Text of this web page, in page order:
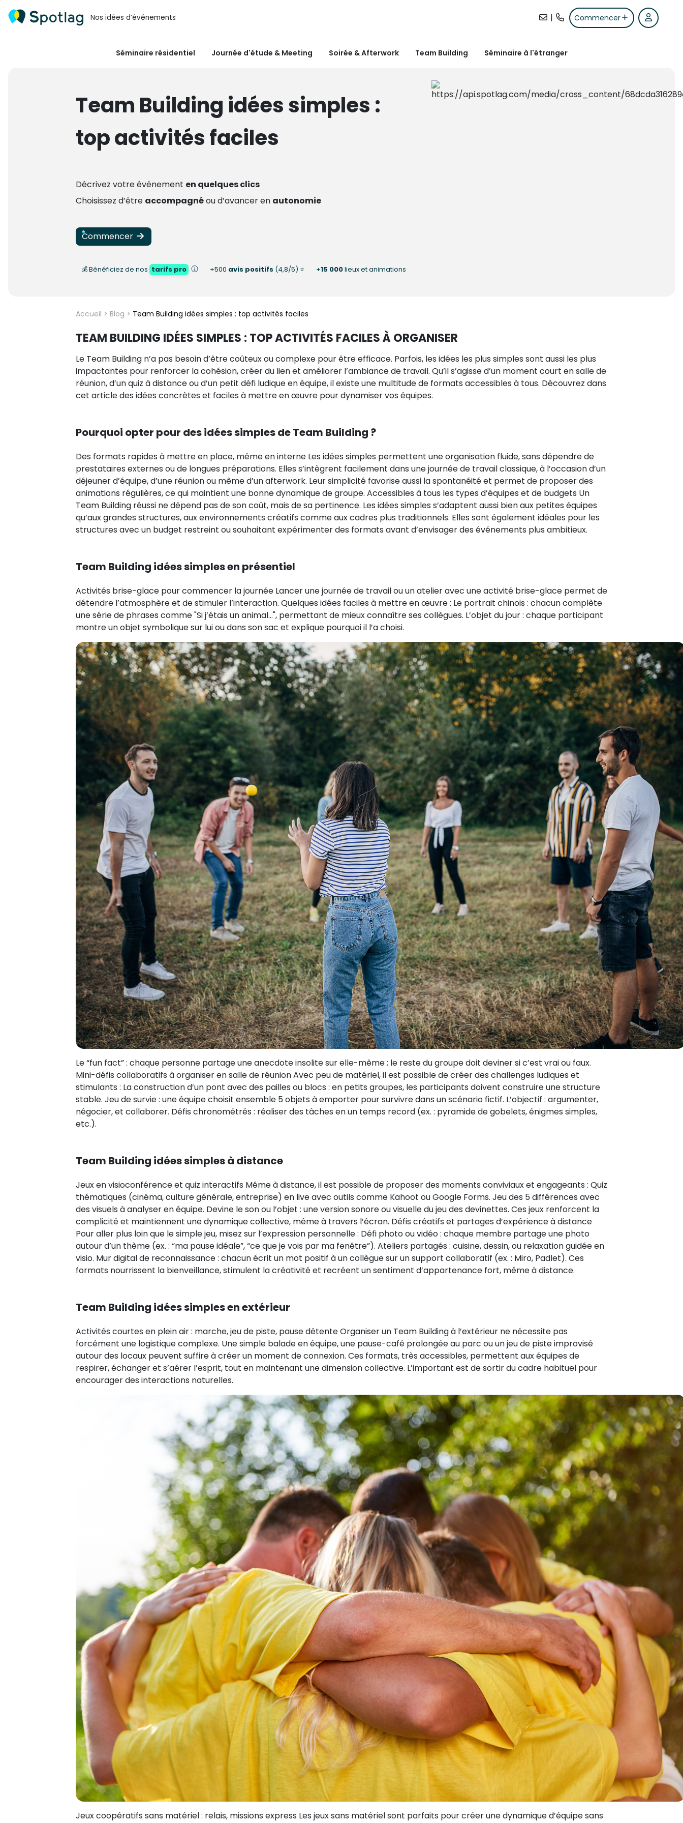
Nos idées d’événements | Commencer
Séminaire résidentiel Journée d'étude & Meeting Soirée & Afterwork Team Building Séminaire à l'étranger
Team Building idées simples :
top activités faciles
Décrivez votre événement en quelques clics
Choisissez d’être accompagnéou d’avancer en autonomie
Commencer
💰 Bénéficiez de nos tarifs pro +500 avis positifs (4,8/5) ⭐ +15 000lieux et animations
Accueil > Blog > Team Building idées simples : top activités faciles
TEAM BUILDING IDÉES SIMPLES : TOP ACTIVITÉS FACILES À ORGANISER
Le Team Building n’a pas besoin d’être coûteux ou complexe pour être efficace. Parfois, les idées les plus simples sont aussi les plus
impactantes pour renforcer la cohésion, créer du lien et améliorer l’ambiance de travail. Qu’il s’agisse d’un moment court en salle de
réunion, d’un quiz à distance ou d’un petit défi ludique en équipe, il existe une multitude de formats accessibles à tous. Découvrez dans
cet article des idées concrètes et faciles à mettre en œuvre pour dynamiser vos équipes.
Pourquoi opter pour des idées simples de Team Building ?
Des formats rapides à mettre en place, même en interne Les idées simples permettent une organisation fluide, sans dépendre de
prestataires externes ou de longues préparations. Elles s’intègrent facilement dans une journée de travail classique, à l’occasion d’un
déjeuner d’équipe, d’une réunion ou même d’un afterwork. Leur simplicité favorise aussi la spontanéité et permet de proposer des
animations régulières, ce qui maintient une bonne dynamique de groupe. Accessibles à tous les types d’équipes et de budgets Un
Team Building réussi ne dépend pas de son coût, mais de sa pertinence. Les idées simples s’adaptent aussi bien aux petites équipes
qu’aux grandes structures, aux environnements créatifs comme aux cadres plus traditionnels. Elles sont également idéales pour les
structures avec un budget restreint ou souhaitant expérimenter des formats avant d’envisager des événements plus ambitieux.
Team Building idées simples en présentiel
Activités brise-glace pour commencer la journée Lancer une journée de travail ou un atelier avec une activité brise-glace permet de
détendre l’atmosphère et de stimuler l’interaction. Quelques idées faciles à mettre en œuvre : Le portrait chinois : chacun complète
une série de phrases comme "Si j’étais un animal...", permettant de mieux connaître ses collègues. L’objet du jour : chaque participant
montre un objet symbolique sur lui ou dans son sac et explique pourquoi il l’a choisi.
Le “fun fact” : chaque personne partage une anecdote insolite sur elle-même ; le reste du groupe doit deviner si c’est vrai ou faux.
Mini-défis collaboratifs à organiser en salle de réunion Avec peu de matériel, il est possible de créer des challenges ludiques et
stimulants : La construction d’un pont avec des pailles ou blocs : en petits groupes, les participants doivent construire une structure
stable. Jeu de survie : une équipe choisit ensemble 5 objets à emporter pour survivre dans un scénario fictif. L’objectif : argumenter,
négocier, et collaborer. Défis chronométrés : réaliser des tâches en un temps record (ex. : pyramide de gobelets, énigmes simples,
etc.).
Team Building idées simples à distance
Jeux en visioconférence et quiz interactifs Même à distance, il est possible de proposer des moments conviviaux et engageants : Quiz
thématiques (cinéma, culture générale, entreprise) en live avec outils comme Kahoot ou Google Forms. Jeu des 5 différences avec
des visuels à analyser en équipe. Devine le son ou l’objet : une version sonore ou visuelle du jeu des devinettes. Ces jeux renforcent la
complicité et maintiennent une dynamique collective, même à travers l’écran. Défis créatifs et partages d’expérience à distance
Pour aller plus loin que le simple jeu, misez sur l’expression personnelle : Défi photo ou vidéo : chaque membre partage une photo
autour d’un thème (ex. : “ma pause idéale”, “ce que je vois par ma fenêtre”). Ateliers partagés : cuisine, dessin, ou relaxation guidée en
visio. Mur digital de reconnaissance : chacun écrit un mot positif à un collègue sur un support collaboratif (ex. : Miro, Padlet). Ces
formats nourrissent la bienveillance, stimulent la créativité et recréent un sentiment d’appartenance fort, même à distance.
Team Building idées simples en extérieur
Activités courtes en plein air : marche, jeu de piste, pause détente Organiser un Team Building à l’extérieur ne nécessite pas
forcément une logistique complexe. Une simple balade en équipe, une pause-café prolongée au parc ou un jeu de piste improvisé
autour des locaux peuvent suffire à créer un moment de connexion. Ces formats, très accessibles, permettent aux équipes de
respirer, échanger et s’aérer l’esprit, tout en maintenant une dimension collective. L’important est de sortir du cadre habituel pour
encourager des interactions naturelles.
Jeux coopératifs sans matériel : relais, missions express Les jeux sans matériel sont parfaits pour créer une dynamique d’équipe sans